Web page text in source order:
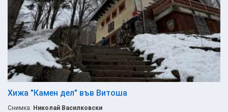
Хижа "Камен дел" във Витоша
Снимка: Николай Василковски